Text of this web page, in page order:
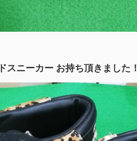
ニーカー お持ち頂きました！